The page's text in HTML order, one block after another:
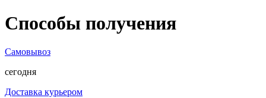
Способы получения
Самовывоз
сегодня
Доставка курьером